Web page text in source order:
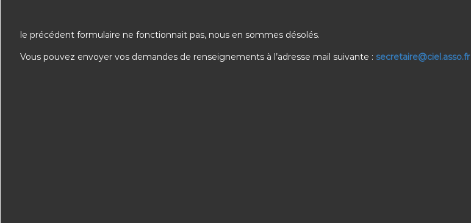
le précédent formulaire ne fonctionnait pas, nous en sommes désolés.
Vous pouvez envoyer vos demandes de renseignements à l’adresse mail suivante : secretaire@ciel.asso.fr